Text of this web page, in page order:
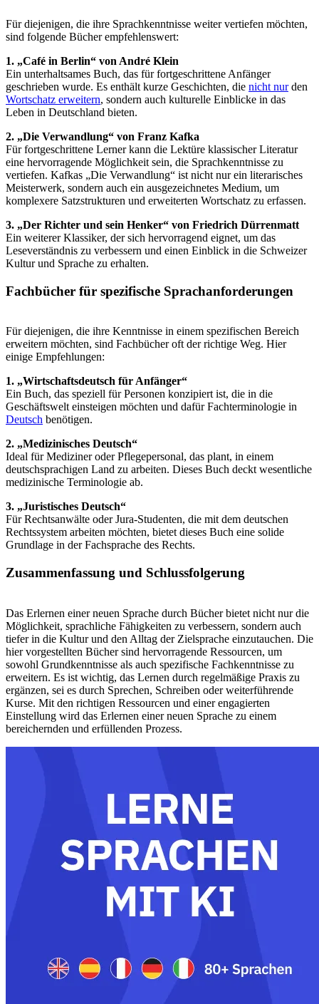
Für diejenigen, die ihre Sprachkenntnisse weiter vertiefen möchten,
sind folgende Bücher empfehlenswert:
1. „Café in Berlin“ von André Klein
Ein unterhaltsames Buch, das für fortgeschrittene Anfänger
geschrieben wurde. Es enthält kurze Geschichten, die nicht nurden
Wortschatz erweitern, sondern auch kulturelle Einblicke in das
Leben in Deutschland bieten.
2. „Die Verwandlung“ von Franz Kafka
Für fortgeschrittene Lerner kann die Lektüre klassischer Literatur
eine hervorragende Möglichkeit sein, die Sprachkenntnisse zu
vertiefen. Kafkas „Die Verwandlung“ ist nicht nur ein literarisches
Meisterwerk, sondern auch ein ausgezeichnetes Medium, um
komplexere Satzstrukturen und erweiterten Wortschatz zu erfassen.
3. „Der Richter und sein Henker“ von Friedrich Dürrenmatt
Ein weiterer Klassiker, der sich hervorragend eignet, um das
Leseverständnis zu verbessern und einen Einblick in die Schweizer
Kultur und Sprache zu erhalten.
Fachbücher für spezifische Sprachanforderungen
Für diejenigen, die ihre Kenntnisse in einem spezifischen Bereich
erweitern möchten, sind Fachbücher oft der richtige Weg. Hier
einige Empfehlungen:
1. „Wirtschaftsdeutsch für Anfänger“
Ein Buch, das speziell für Personen konzipiert ist, die in die
Geschäftswelt einsteigen möchten und dafür Fachterminologie in
Deutsch benötigen.
2. „Medizinisches Deutsch“
Ideal für Mediziner oder Pflegepersonal, das plant, in einem
deutschsprachigen Land zu arbeiten. Dieses Buch deckt wesentliche
medizinische Terminologie ab.
3. „Juristisches Deutsch“
Für Rechtsanwälte oder Jura-Studenten, die mit dem deutschen
Rechtssystem arbeiten möchten, bietet dieses Buch eine solide
Grundlage in der Fachsprache des Rechts.
Zusammenfassung und Schlussfolgerung
Das Erlernen einer neuen Sprache durch Bücher bietet nicht nur die
Möglichkeit, sprachliche Fähigkeiten zu verbessern, sondern auch
tiefer in die Kultur und den Alltag der Zielsprache einzutauchen. Die
hier vorgestellten Bücher sind hervorragende Ressourcen, um
sowohl Grundkenntnisse als auch spezifische Fachkenntnisse zu
erweitern. Es ist wichtig, das Lernen durch regelmäßige Praxis zu
ergänzen, sei es durch Sprechen, Schreiben oder weiterführende
Kurse. Mit den richtigen Ressourcen und einer engagierten
Einstellung wird das Erlernen einer neuen Sprache zu einem
bereichernden und erfüllenden Prozess.